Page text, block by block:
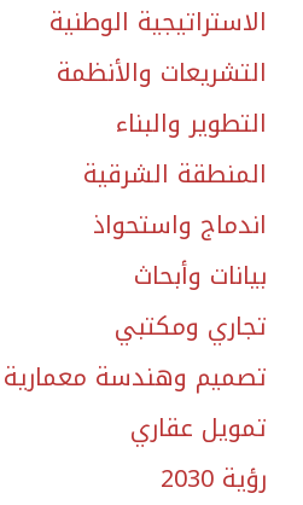
الاستراتيجية الوطنية
التشريعات والأنظمة
التطوير والبناء
المنطقة الشرقية
اندماج واستحواذ
بيانات وأبحاث
تجاري ومكتبي
تصميم وهندسة معمارية
تمويل عقاري
رؤية 2030